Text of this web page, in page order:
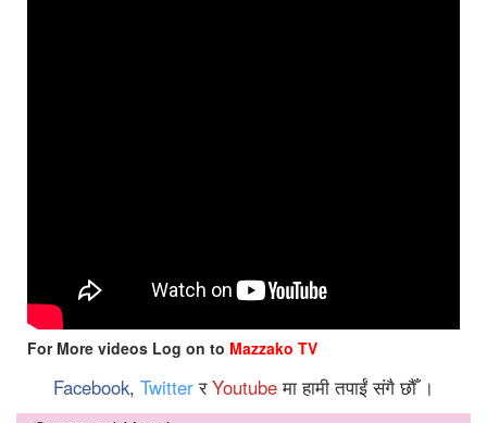
For More videos Log on to Mazzako TV
Facebook, TwitterरYoutubeमा हामी तपाईं संगै छौँ ।